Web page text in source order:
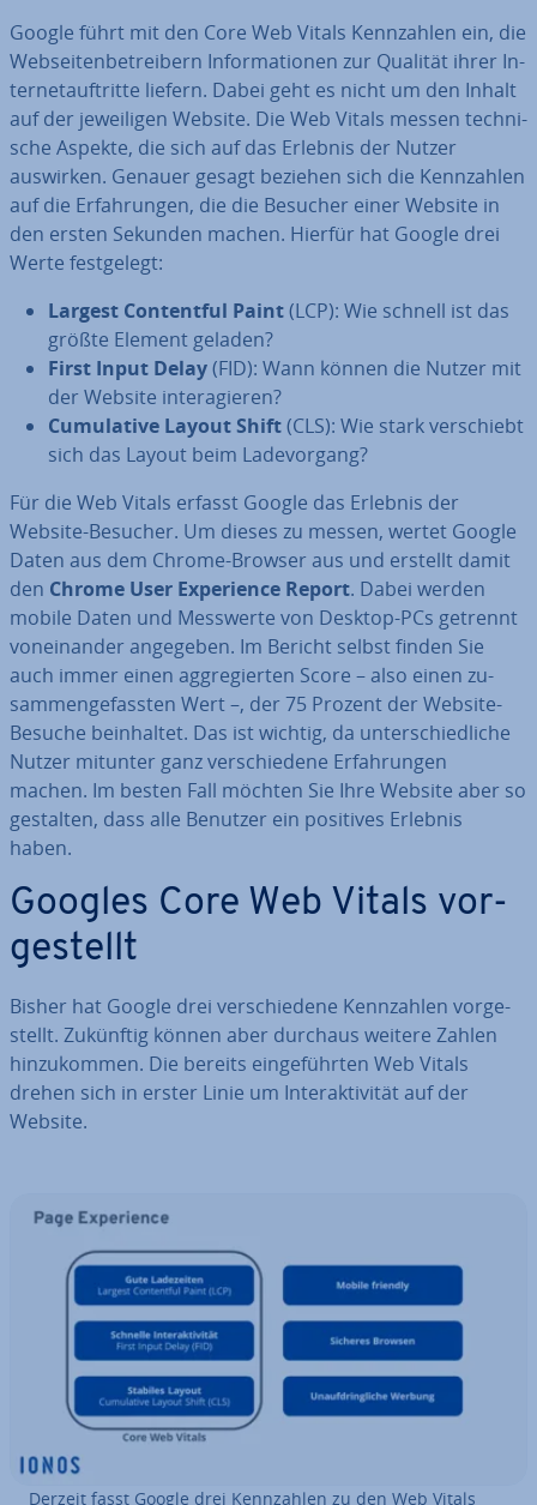
Google führt mit den Core Web Vitals Kenn­zah­len ein, die
Web­sei­ten­be­trei­bern In­for­ma­tio­nen zur Qualität ihrer In­
ter­net­auf­trit­te liefern. Dabei geht es nicht um den Inhalt
auf der je­wei­li­gen Website. Die Web Vitals messen tech­ni­
sche Aspekte, die sich auf das Erlebnis der Nutzer
auswirken. Genauer gesagt beziehen sich die Kenn­zah­len
auf die Er­fah­run­gen, die die Besucher einer Website in
den ersten Sekunden machen. Hierfür hat Google drei
Werte fest­ge­legt:
Largest Con­tentful Paint(LCP): Wie schnell ist das
größte Element geladen?
First Input Delay(FID): Wann können die Nutzer mit
der Website in­ter­agie­ren?
Cu­mu­la­ti­ve Layout Shift(CLS): Wie stark ver­schiebt
sich das Layout beim La­de­vor­gang?
Für die Web Vitals erfasst Google das Erlebnis der
Website-Besucher. Um dieses zu messen, wertet Google
Daten aus dem Chrome-Browser aus und erstellt damit
den Chrome User Ex­pe­ri­ence Report. Dabei werden
mobile Daten und Messwerte von Desktop-PCs getrennt
von­ein­an­der angegeben. Im Bericht selbst finden Sie
auch immer einen agg­re­gier­ten Score – also einen zu­
sam­men­ge­fass­ten Wert –, der 75 Prozent der Website-
Besuche be­inhal­tet. Das ist wichtig, da un­ter­schied­li­che
Nutzer mitunter ganz ver­schie­de­ne Er­fah­run­gen
machen. Im besten Fall möchten Sie Ihre Website aber so
gestalten, dass alle Benutzer ein positives Erlebnis
haben.
Googles Core Web Vitals vor­
ge­stellt
Bisher hat Google drei ver­schie­de­ne Kenn­zah­len vor­ge­
stellt. Zukünftig können aber durchaus weitere Zahlen
hin­zu­kom­men. Die bereits ein­ge­führ­ten Web Vitals
drehen sich in erster Linie um In­ter­ak­ti­vi­tät auf der
Website.
Derzeit fasst Google drei Kenn­zah­len zu den Web Vitals